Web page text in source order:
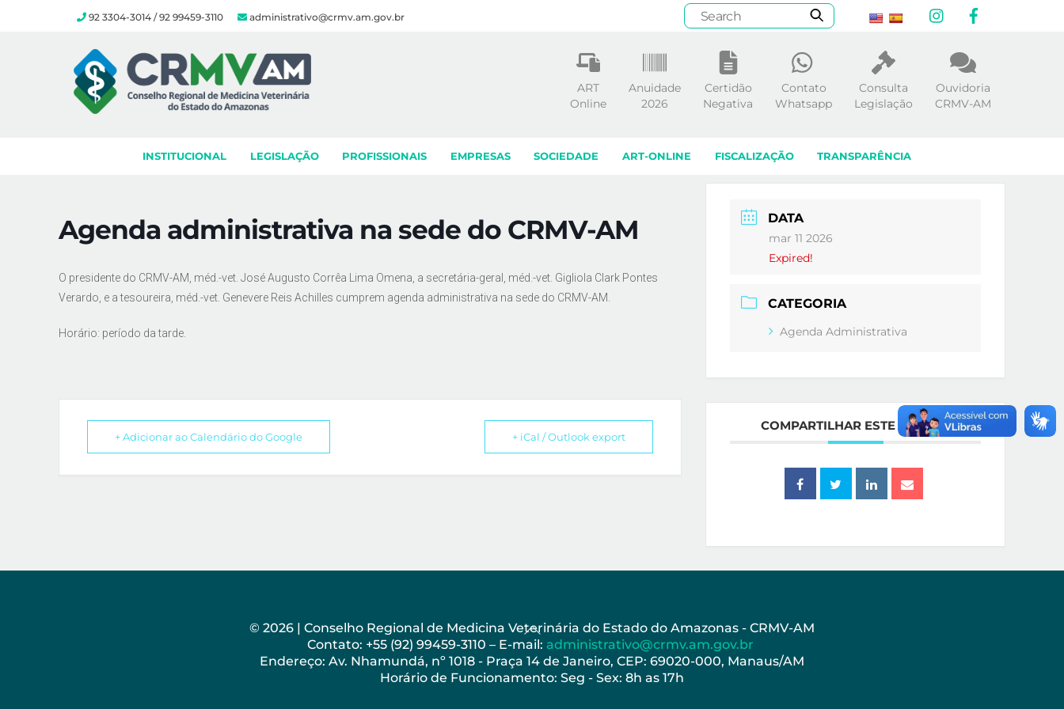
ART
Online
Anuidade
2026
Certidão
Negativa
Contato
Whatsapp
Consulta
Legislação
Ouvidoria
CRMV-AM
92 3304-3014 / 92 99459-3110 administrativo@crmv.am.gov.br
Instagram
INSTITUCIONAL LEGISLAÇÃO PROFISSIONAIS EMPRESAS SOCIEDADE ART-ONLINE FISCALIZAÇÃO TRANSPARÊNCIA
Agenda administrativa na sede do CRMV-AM
O presidente do CRMV-AM, méd.-vet. José Augusto Corrêa Lima Omena, a secretária-geral, méd.-vet. Gigliola Clark Pontes
Verardo, e a tesoureira, méd.-vet. Genevere Reis Achilles cumprem agenda administrativa na sede do CRMV-AM.
Horário: período da tarde.
+ Adicionar ao Calendário do Google + iCal / Outlook export
DATA
mar 11 2026
Expired!
CATEGORIA
Agenda Administrativa
COMPARTILHAR ESTE EVENTO
Back
To
Top
© 2026 | Conselho Regional de Medicina Veterinária do Estado do Amazonas - CRMV-AM
Contato: +55 (92) 99459-3110 – E-mail: administrativo@crmv.am.gov.br
Endereço: Av. Nhamundá, nº 1018 - Praça 14 de Janeiro, CEP: 69020-000, Manaus/AM
Horário de Funcionamento: Seg - Sex: 8h as 17h